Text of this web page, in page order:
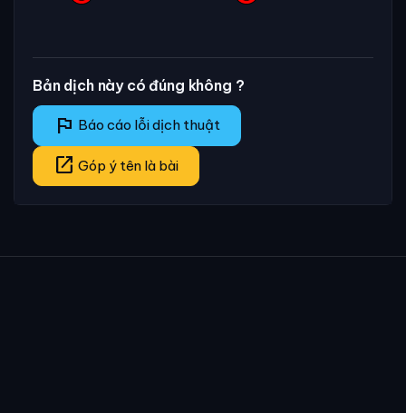
Bản dịch này có đúng không ?
flag Báo cáo lỗi dịch thuật
open_in_new Góp ý tên là bài